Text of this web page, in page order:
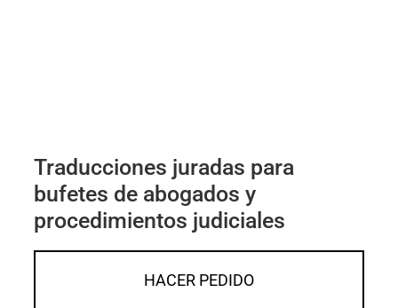
Traducciones juradas para
bufetes de abogados y
procedimientos judiciales
HACER PEDIDO